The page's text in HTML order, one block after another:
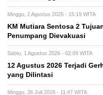
Minggu, 2 Agustus 2026 - 15:19 WITA
KM Mutiara Sentosa 2
Penumpang Dievakuasi
Sabtu, 1 Agustus 2026 - 02:09 WITA
12 Agustus 2026 Terjadi
yang Dilintasi
Minggu, 26 Juli 2026 - 11:47 WITA